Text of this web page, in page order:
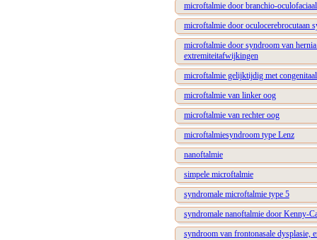
microftalmie door branchio-
microftalmie door oculocerebrocutaan
microftalmie door syndroom van
extremiteitafwijkingen
microftalmie gelijktijdig met
microftalmie van linker oog
microftalmie van rechter oog
microftalmiesyndroom type Lenz
nanoftalmie
simpele microftalmie
syndromale microftalmie type 5
syndromale nanoftalmie door Kenny-
syndroom van frontonasale dysplasie,